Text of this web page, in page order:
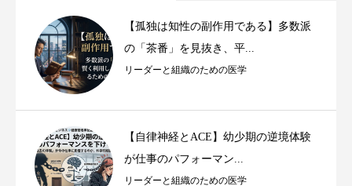
【孤独は知性の副作用である】多数派
の「茶番」を見抜き、平...
リーダーと組織のための医学
【自律神経とACE】幼少期の逆境体験
が仕事のパフォーマン...
リーダーと組織のための医学